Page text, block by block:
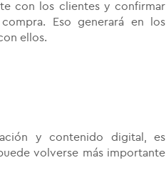
con los clientes y confirmar
Eso generará en los
ellos.
y contenido digital, es
volverse más importante